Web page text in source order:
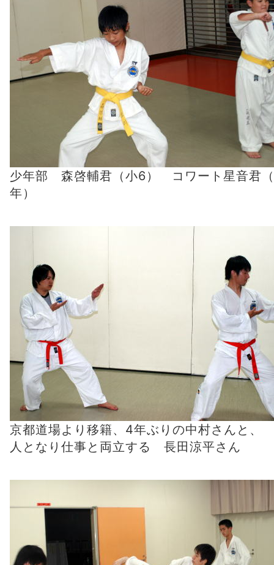
少年部 森啓輔君（小6） コワート星音君
年）
京都道場より移籍、4年ぶりの中村さんと、
人となり仕事と両立する 長田涼平さん